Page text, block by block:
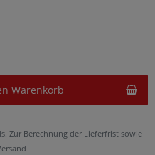
Warenkorb
Zur Berechnung der Lieferfrist sowie